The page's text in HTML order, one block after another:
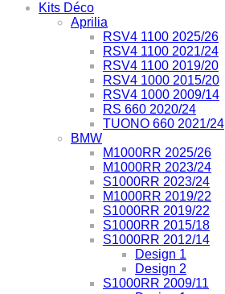
Kits Déco
Aprilia
RSV4 1100 2025/26
RSV4 1100 2021/24
RSV4 1100 2019/20
RSV4 1000 2015/20
RSV4 1000 2009/14
RS 660 2020/24
TUONO 660 2021/24
BMW
M1000RR 2025/26
M1000RR 2023/24
S1000RR 2023/24
M1000RR 2019/22
S1000RR 2019/22
S1000RR 2015/18
S1000RR 2012/14
Design 1
Design 2
S1000RR 2009/11